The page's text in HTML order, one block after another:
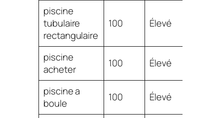
piscine
tubulaire
rectangulaire
100 Élevé
piscine
acheter
100 Élevé
piscine a
boule
100 Élevé